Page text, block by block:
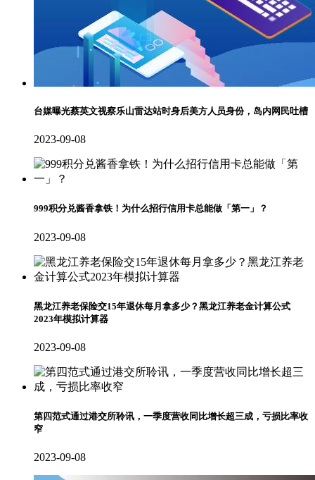
台媒曝光蔡英文视察乐山雷达站时身后美方人员身份，岛内网民吐槽
2023-09-08
999积分兑酱香拿铁！为什么招行信用卡总能做「第一」？
2023-09-08
黑龙江养老保险交15年退休每月拿多少？黑龙江养老金计算公式
2023年模拟计算器
2023-09-08
第四范式通过港交所聆讯，一季度营收同比增长超三成，亏损比率收
窄
2023-09-08